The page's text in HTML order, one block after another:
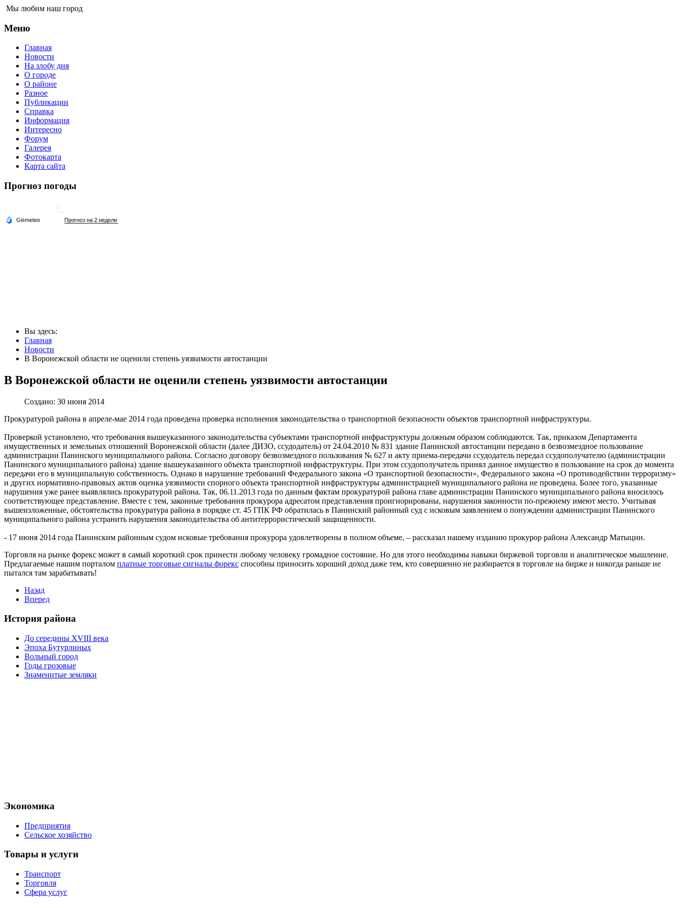
Мы любим наш город
Меню
Главная
Новости
На злобу дня
О городе
О районе
Разное
Публикации
Справка
Информация
Интересно
Форум
Галерея
Фотокарта
Карта сайта
Прогноз погоды
Вы здесь:
Главная
Новости
В Воронежской области не оценили степень уязвимости автостанции
В Воронежской области не оценили степень уязвимости автостанции
Создано: 30 июня 2014
Прокуратурой района в апреле-мае 2014 года проведена проверка исполнения законодательства о транспортной безопасности объектов транспортной инфраструктуры.
Проверкой установлено, что требования вышеуказанного законодательства субъектами транспортной инфраструктуры должным образом соблюдаются. Так, приказом Департамента
имущественных и земельных отношений Воронежской области (далее ДИЗО, ссудодатель) от 24.04.2010 № 831 здание Панинской автостанции передано в безвозмездное пользование
администрации Панинского муниципального района. Согласно договору безвозмездного пользования № 627 и акту приема-передачи ссудодатель передал ссудополучателю (администрации
Панинского муниципального района) здание вышеуказанного объекта транспортной инфраструктуры. При этом ссудополучатель принял данное имущество в пользование на срок до момента
передачи его в муниципальную собственность. Однако в нарушение требований Федерального закона «О транспортной безопасности», Федерального закона «О противодействии терроризму»
и других нормативно-правовых актов оценка уязвимости спорного объекта транспортной инфраструктуры администрацией муниципального района не проведена. Более того, указанные
нарушения уже ранее выявлялись прокуратурой района. Так, 06.11.2013 года по данным фактам прокуратурой района главе администрации Панинского муниципального района вносилось
соответствующее представление. Вместе с тем, законные требования прокурора адресатом представления проигнорированы, нарушения законности по-прежнему имеют место. Учитывая
вышеизложенные, обстоятельства прокуратура района в порядке ст. 45 ГПК РФ обратилась в Панинский районный суд с исковым заявлением о понуждении администрации Панинского
муниципального района устранить нарушения законодательства об антитеррористической защищенности.
- 17 июня 2014 года Панинским районным судом исковые требования прокурора удовлетворены в полном объеме, – рассказал нашему изданию прокурор района Александр Матыцин.
Торговля на рынке форекс может в самый короткий срок принести любому человеку громадное состояние. Но для этого необходимы навыки биржевой торговли и аналитическое мышление.
Предлагаемые нашим порталом платные торговые сигналы форекс способны приносить хороший доход даже тем, кто совершенно не разбирается в торговле на бирже и никогда раньше не
пытался там зарабатывать!
Назад
Вперед
История района
До середины XVIII века
Эпоха Бутурлиных
Вольный город
Годы грозовые
Знаменитые земляки
Экономика
Предприятия
Сельское хозяйство
Товары и услуги
Транспорт
Торговля
Сфера услуг